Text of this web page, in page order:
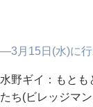
―3月15日(水)に行
水野ギイ：もと
たち(ビレッジマ